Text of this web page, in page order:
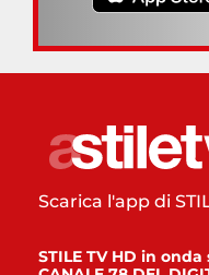
Scarica l'app di
STILE TV HD in onda